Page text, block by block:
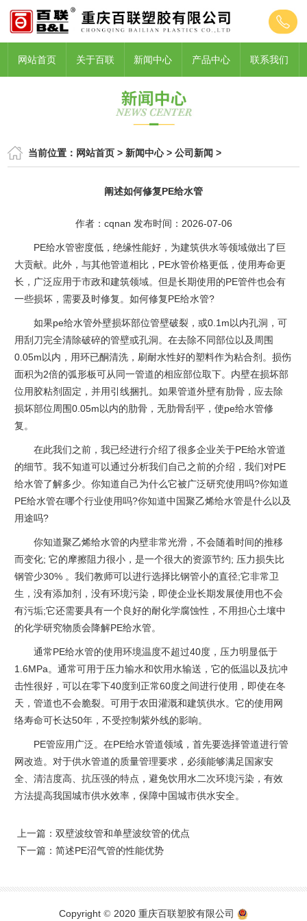
网站首页 关于百联 新闻中心 产品中心 联系我们
当前位置： 网站首页 > 新闻中心>公司新闻 >
阐述如何修复PE给水管
作者：cqnan 发布时间：2026-07-06
PE给水管密度低，绝缘性能好，为建筑供水等领域做出了巨
大贡献。此外，与其他管道相比，PE水管价格更低，使用寿命更
长，广泛应用于市政和建筑领域。但是长期使用的PE管件也会有
一些损坏，需要及时修复。如何修复PE给水管?
如果pe给水管外壁损坏部位管壁破裂，或0.1m以内孔洞，可
用刮刀完全清除破碎的管壁或孔洞。在去除不同部位以及周围
0.05m以内，用环已酮清洗，刷耐水性好的塑料作为粘合剂。损伤
面积为2倍的弧形板可从同一管道的相应部位取下。内壁在损坏部
位用胶粘剂固定，并用引线捆扎。如果管道外壁有肋骨，应去除
损坏部位周围0.05m以内的肋骨，无肋骨刮平，使pe给水管修
复。
在此我们之前，我已经进行介绍了很多企业关于PE给水管道
的细节。我不知道可以通过分析我们自己之前的介绍，我们对PE
给水管了解多少。你知道自己为什么它被广泛研究使用吗?你知道
PE给水管在哪个行业使用吗?你知道中国聚乙烯给水管是什么以及
用途吗?
你知道聚乙烯给水管的内壁非常光滑，不会随着时间的推移
而变化; 它的摩擦阻力很小，是一个很大的资源节约; 压力损失比
钢管少30% 。我们教师可以进行选择比钢管小的直径;它非常卫
生，没有添加剂，没有环境污染，即使企业长期发展使用也不会
有污垢;它还需要具有一个良好的耐化学腐蚀性，不用担心土壤中
的化学研究物质会降解PE给水管。
通常PE给水管的使用环境温度不超过40度，压力明显低于
1.6MPa。通常可用于压力输水和饮用水输送，它的低温以及抗冲
击性很好，可以在零下40度到正常60度之间进行使用，即使在冬
天，管道也不会脆裂。可用于农田灌溉和建筑供水。它的使用网
络寿命可长达50年，不受控制紫外线的影响。
PE管应用广泛。在PE给水管道领域，首先要选择管道进行管
网改造。对于供水管道的质量管理要求，必须能够满足国家安
全、清洁度高、抗压强的特点，避免饮用水二次环境污染，有效
方法提高我国城市供水效率，保障中国城市供水安全。
上一篇：双壁波纹管和单壁波纹管的优点
下一篇：简述PE沼气管的性能优势
Copyright © 2020 重庆百联塑胶有限公司